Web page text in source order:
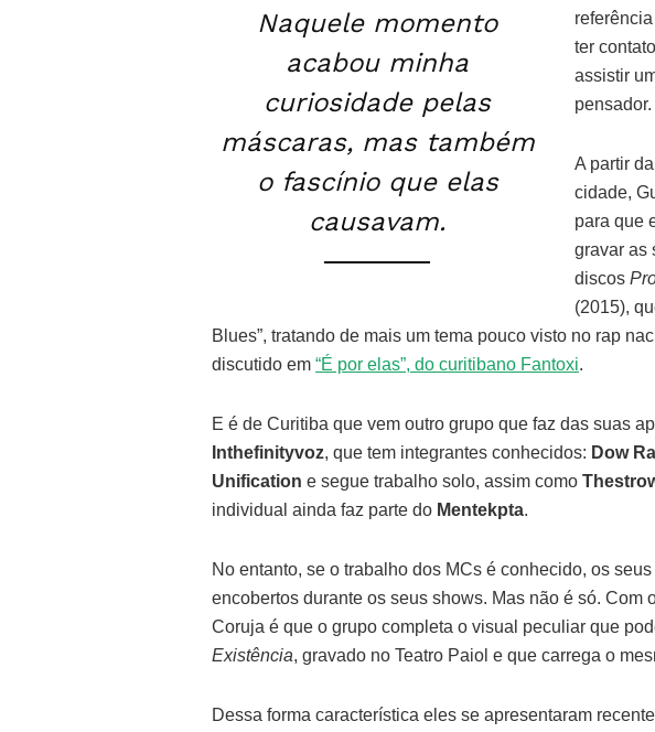
Naquele momento
acabou minha
curiosidade pelas
máscaras, mas também
o fascínio que elas
causavam.
ter
assistir
pensador.
A partir
cidade,
para que
gravar as
discos
(2015),
Blues”, tratando de mais um tema pouco visto no rap
discutido em “É por elas”, do curitibano Fantoxi.
E é de Curitiba que vem outro grupo que faz das suas
Inthefinityvoz, que tem integrantes conhecidos: Dow
Unification e segue trabalho solo, assim como
individual ainda faz parte do Mentekpta.
No entanto, se o trabalho dos MCs é conhecido, os
encobertos durante os seus shows. Mas não é só. Com
Coruja é que o grupo completa o visual peculiar que
Existência, gravado no Teatro Paiol e que carrega o
Dessa forma característica eles se apresentaram